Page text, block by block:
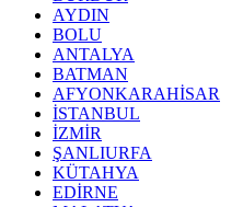
AYDIN
BOLU
ANTALYA
BATMAN
AFYONKARAHİSAR
İSTANBUL
İZMİR
ŞANLIURFA
KÜTAHYA
EDİRNE